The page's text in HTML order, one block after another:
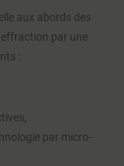
aux abords des
par une
:
par micro-